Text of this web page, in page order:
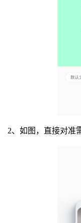
2、如图，直接对准